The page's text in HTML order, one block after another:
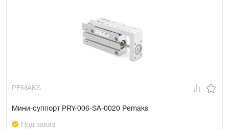
PEMAKS
Мини-суппорт PRY-006-SA-0020 Pemaks
Под заказ